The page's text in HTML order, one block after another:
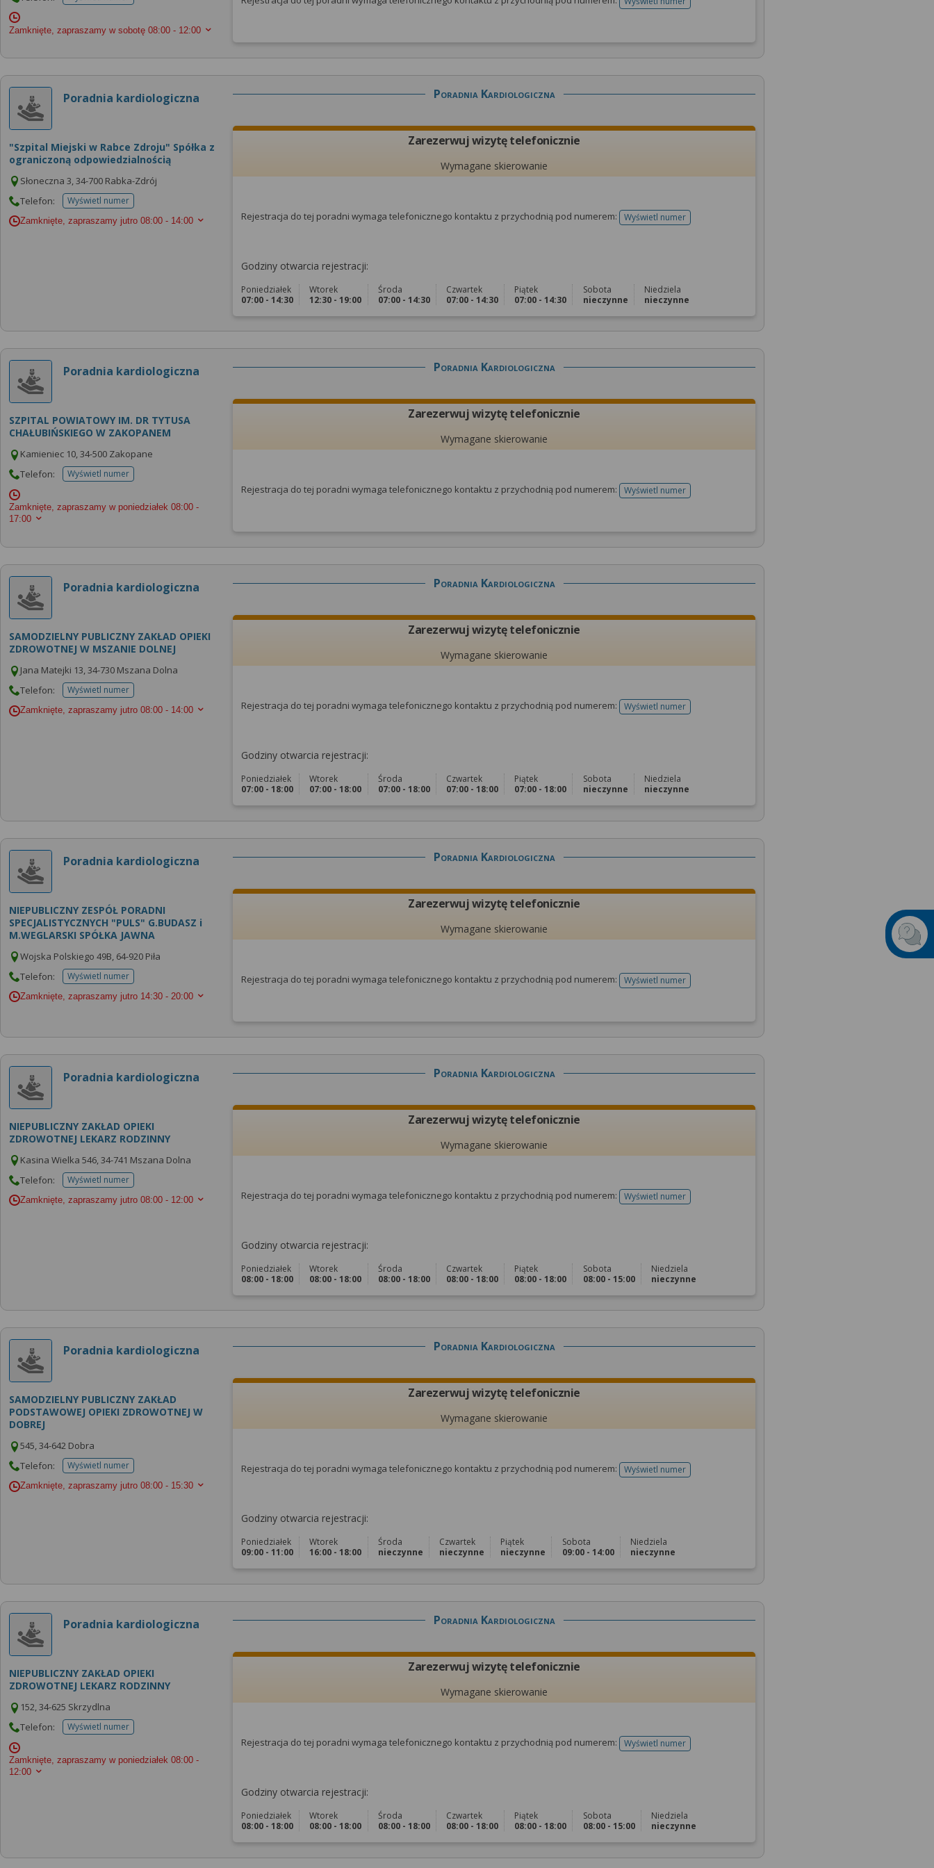
Zamknięte, zapraszamy w sobotę 08:00 - 12:00
telefonu do rejestracji
Poradnia kardiologiczna
"Szpital Miejski w Rabce Zdroju" Spółka z
ograniczoną odpowiedzialnością
Słoneczna 3, 34-700 Rabka-Zdrój
Telefon:
Wyświetl numertelefonu do placowki
Zamknięte, zapraszamy jutro 08:00 - 14:00
Poradnia Kardiologiczna
Zarezerwuj wizytę telefonicznie
Wymagane skierowanie
Rejestracja do tej poradni wymaga telefonicznego kontaktu z przychodnią pod numerem: Wyświetl numertelefonu do rejestracji
Godziny otwarcia rejestracji:
Poniedziałek
07:00 - 14:30
Wtorek
12:30 - 19:00
Środa
07:00 - 14:30
Czwartek
07:00 - 14:30
Piątek
07:00 - 14:30
Sobota
nieczynne
Niedziela
nieczynne
Poradnia kardiologiczna
SZPITAL POWIATOWY IM. DR TYTUSA
CHAŁUBIŃSKIEGO W ZAKOPANEM
Kamieniec 10, 34-500 Zakopane
Telefon:
Wyświetl numertelefonu do placowki
Zamknięte, zapraszamy w poniedziałek 08:00 -
17:00
Poradnia Kardiologiczna
Zarezerwuj wizytę telefonicznie
Wymagane skierowanie
Rejestracja do tej poradni wymaga telefonicznego kontaktu z przychodnią pod numerem: Wyświetl numertelefonu do rejestracji
Poradnia kardiologiczna
SAMODZIELNY PUBLICZNY ZAKŁAD OPIEKI
ZDROWOTNEJ W MSZANIE DOLNEJ
Jana Matejki 13, 34-730 Mszana Dolna
Telefon:
Wyświetl numertelefonu do placowki
Zamknięte, zapraszamy jutro 08:00 - 14:00
Poradnia Kardiologiczna
Zarezerwuj wizytę telefonicznie
Wymagane skierowanie
Rejestracja do tej poradni wymaga telefonicznego kontaktu z przychodnią pod numerem: Wyświetl numertelefonu do rejestracji
Godziny otwarcia rejestracji:
Poniedziałek
07:00 - 18:00
Wtorek
07:00 - 18:00
Środa
07:00 - 18:00
Czwartek
07:00 - 18:00
Piątek
07:00 - 18:00
Sobota
nieczynne
Niedziela
nieczynne
Poradnia kardiologiczna
NIEPUBLICZNY ZESPÓŁ PORADNI
SPECJALISTYCZNYCH "PULS" G.BUDASZ i
M.WEGLARSKI SPÓŁKA JAWNA
Wojska Polskiego 49B, 64-920 Piła
Telefon:
Wyświetl numertelefonu do placowki
Zamknięte, zapraszamy jutro 14:30 - 20:00
Poradnia Kardiologiczna
Zarezerwuj wizytę telefonicznie
Wymagane skierowanie
Rejestracja do tej poradni wymaga telefonicznego kontaktu z przychodnią pod numerem: Wyświetl numertelefonu do rejestracji
Poradnia kardiologiczna
NIEPUBLICZNY ZAKŁAD OPIEKI
ZDROWOTNEJ LEKARZ RODZINNY
Kasina Wielka 546, 34-741 Mszana Dolna
Telefon:
Wyświetl numertelefonu do placowki
Zamknięte, zapraszamy jutro 08:00 - 12:00
Poradnia Kardiologiczna
Zarezerwuj wizytę telefonicznie
Wymagane skierowanie
Rejestracja do tej poradni wymaga telefonicznego kontaktu z przychodnią pod numerem: Wyświetl numertelefonu do rejestracji
Godziny otwarcia rejestracji:
Poniedziałek
08:00 - 18:00
Wtorek
08:00 - 18:00
Środa
08:00 - 18:00
Czwartek
08:00 - 18:00
Piątek
08:00 - 18:00
Sobota
08:00 - 15:00
Niedziela
nieczynne
Poradnia kardiologiczna
SAMODZIELNY PUBLICZNY ZAKŁAD
PODSTAWOWEJ OPIEKI ZDROWOTNEJ W
DOBREJ
545, 34-642 Dobra
Telefon:
Wyświetl numertelefonu do placowki
Zamknięte, zapraszamy jutro 08:00 - 15:30
Poradnia Kardiologiczna
Zarezerwuj wizytę telefonicznie
Wymagane skierowanie
Rejestracja do tej poradni wymaga telefonicznego kontaktu z przychodnią pod numerem: Wyświetl numertelefonu do rejestracji
Godziny otwarcia rejestracji:
Poniedziałek
09:00 - 11:00
Wtorek
16:00 - 18:00
Środa
nieczynne
Czwartek
nieczynne
Piątek
nieczynne
Sobota
09:00 - 14:00
Niedziela
nieczynne
Poradnia kardiologiczna
NIEPUBLICZNY ZAKŁAD OPIEKI
ZDROWOTNEJ LEKARZ RODZINNY
152, 34-625 Skrzydlna
Telefon:
Wyświetl numertelefonu do placowki
Zamknięte, zapraszamy w poniedziałek 08:00 -
12:00
Poradnia Kardiologiczna
Zarezerwuj wizytę telefonicznie
Wymagane skierowanie
Rejestracja do tej poradni wymaga telefonicznego kontaktu z przychodnią pod numerem: Wyświetl numertelefonu do rejestracji
Godziny otwarcia rejestracji:
Poniedziałek
08:00 - 18:00
Wtorek
08:00 - 18:00
Środa
08:00 - 18:00
Czwartek
08:00 - 18:00
Piątek
08:00 - 18:00
Sobota
08:00 - 15:00
Niedziela
nieczynne